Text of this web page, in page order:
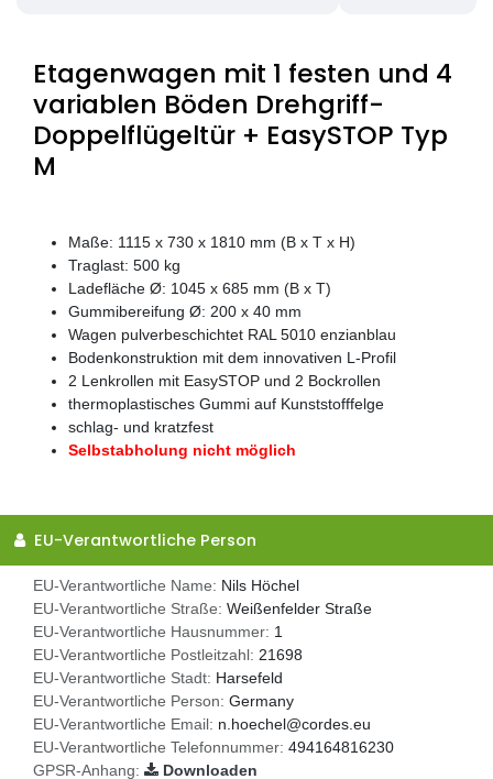
Etagenwagen mit 1 festen und 4
variablen Böden Drehgriff-
Doppelflügeltür + EasySTOP Typ
M
Maße: 1115 x 730 x 1810 mm (B x T x H)
Traglast: 500 kg
Ladefläche Ø: 1045 x 685 mm (B x T)
Gummibereifung Ø: 200 x 40 mm
Wagen pulverbeschichtet RAL 5010 enzianblau
Bodenkonstruktion mit dem innovativen L-Profil
2 Lenkrollen mit EasySTOP und 2 Bockrollen
thermoplastisches Gummi auf Kunststofffelge
schlag- und kratzfest
Selbstabholung nicht möglich
EU-Verantwortliche Person
EU-Verantwortliche Name: Nils Höchel
EU-Verantwortliche Straße: Weißenfelder Straße
EU-Verantwortliche Hausnummer: 1
EU-Verantwortliche Postleitzahl: 21698
EU-Verantwortliche Stadt: Harsefeld
EU-Verantwortliche Person: Germany
EU-Verantwortliche Email: n.hoechel@cordes.eu
EU-Verantwortliche Telefonnummer: 494164816230
GPSR-Anhang:
Downloaden